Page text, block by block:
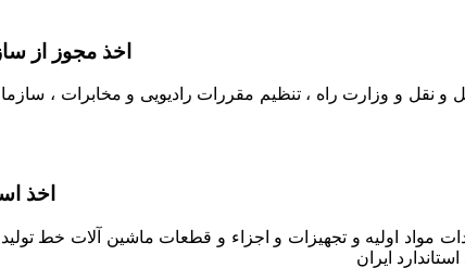
اخذ مجوز از
نقل و وزارت راه ، تنظیم مقررات رادیویی و مخابرات ،
اخذ
مواد اولیه و تجهیزات و اجزاء و قطعات ماشین آلات خط
ایران